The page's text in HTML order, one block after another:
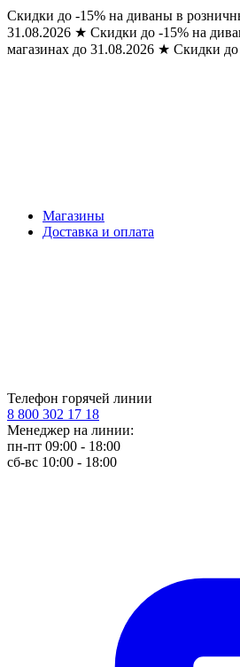
Скидки до -15% на диваны в
31.08.2026 ★ Скидки до -15% на
магазинах до 31.08.2026 ★ Скидки до
Магазины
Доставка и оплата
Телефон горячей линии
8 800 302 17 18
Менеджер на линии:
пн-пт 09:00 - 18:00
сб-вс 10:00 - 18:00